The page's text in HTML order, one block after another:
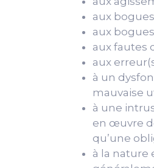
aux
aux
aux fautes
aux
à un
mauvaise
à une
en œuvre
qu’une
à la nature